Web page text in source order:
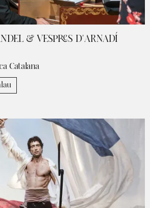
& VESPRES D'ARNADÍ
Catalana